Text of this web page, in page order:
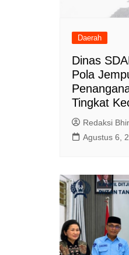
Daerah
Dinas
Pola
Tingkat
Redaksi
Agustus 6,